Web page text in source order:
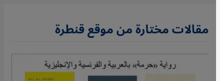
مقالات مختارة من موقع قنطرة